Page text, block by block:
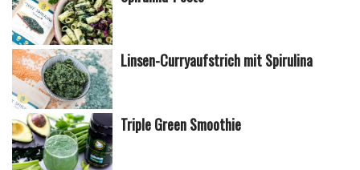
Linsen-Curryaufstrich mit Spirulina
Triple Green Smoothie